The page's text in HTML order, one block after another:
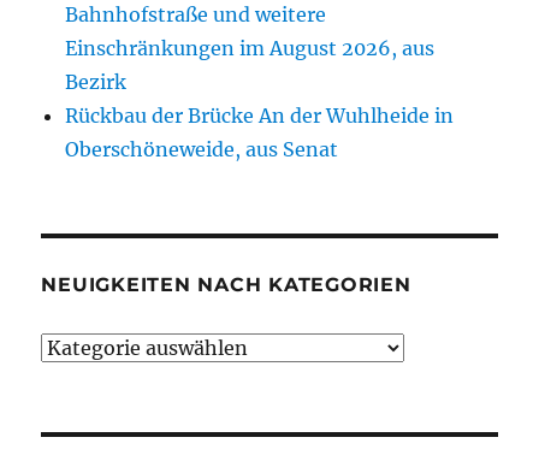
Bahnhofstraße und weitere
Einschränkungen im August 2026, aus
Bezirk
Rückbau der Brücke An der Wuhlheide in
Oberschöneweide, aus Senat
NEUIGKEITEN NACH KATEGORIEN
Neuigkeiten